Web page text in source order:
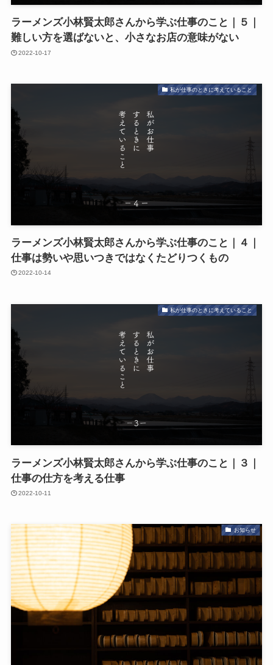
ラーメンズ小林賢太郎さんから学ぶ仕事のこと｜５｜
難しい方を選ばないと、小さなお店の意味がない
2022-10-17
私が仕事のときに考えていること
ラーメンズ小林賢太郎さんから学ぶ仕事のこと｜４｜
仕事は勢いや思いつきではなくたどりつくもの
2022-10-14
私が仕事のときに考えていること
ラーメンズ小林賢太郎さんから学ぶ仕事のこと｜３｜
仕事の仕方を考える仕事
2022-10-11
お知らせ